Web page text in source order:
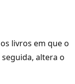
livros em que o
altera o